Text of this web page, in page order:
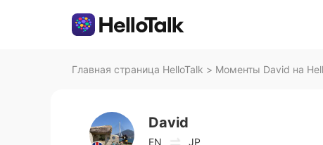
Главная страница HelloTalk > Моменты David на
David
EN JP